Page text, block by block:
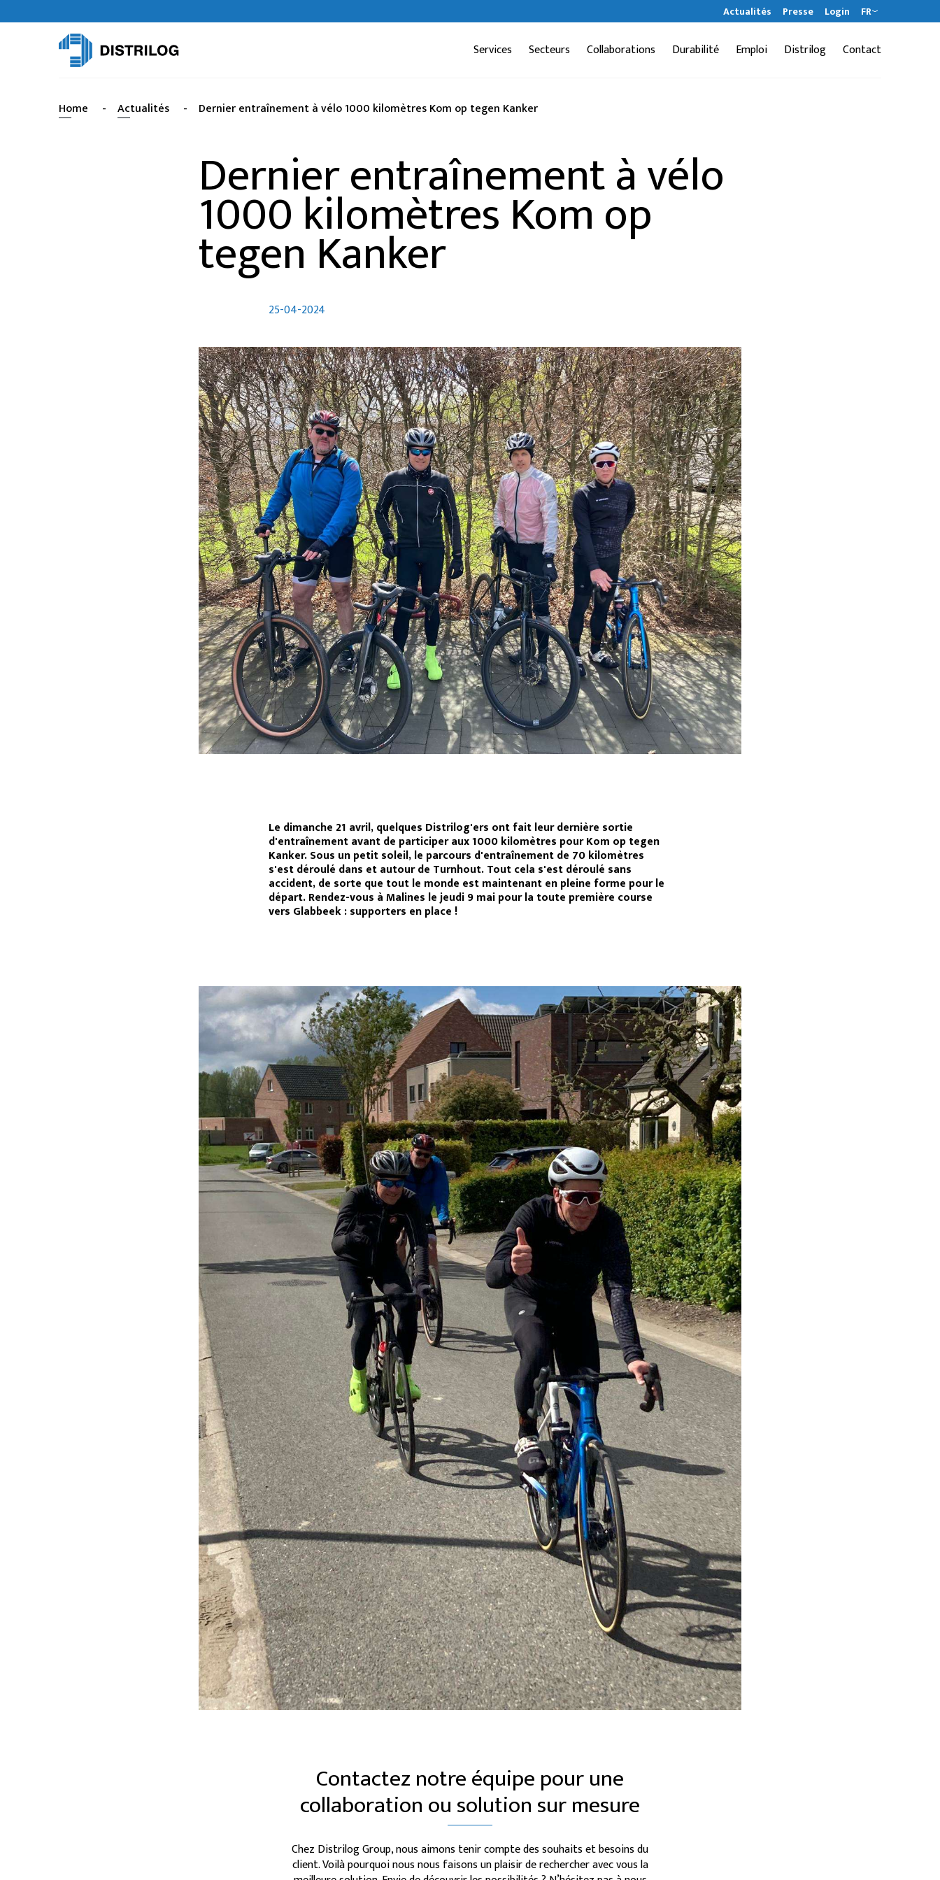
Actualités Presse Login FR
Services Secteurs Collaborations Durabilité Emploi Distrilog Contact
Home - Actualités - Dernier entraînement à vélo 1000 kilomètres Kom op tegen Kanker
Dernier entraînement à vélo
1000 kilomètres Kom op
tegen Kanker
25-04-2024
Le dimanche 21 avril, quelques Distrilog'ers ont fait leur dernière sortie
d'entraînement avant de participer aux 1000 kilomètres pour Kom op tegen
Kanker. Sous un petit soleil, le parcours d'entraînement de 70 kilomètres
s'est déroulé dans et autour de Turnhout. Tout cela s'est déroulé sans
accident, de sorte que tout le monde est maintenant en pleine forme pour le
départ. Rendez-vous à Malines le jeudi 9 mai pour la toute première course
vers Glabbeek : supporters en place !
Contactez notre équipe pour une
collaboration ou solution sur mesure
Chez Distrilog Group, nous aimons tenir compte des souhaits et besoins du
client. Voilà pourquoi nous nous faisons un plaisir de rechercher avec vous la